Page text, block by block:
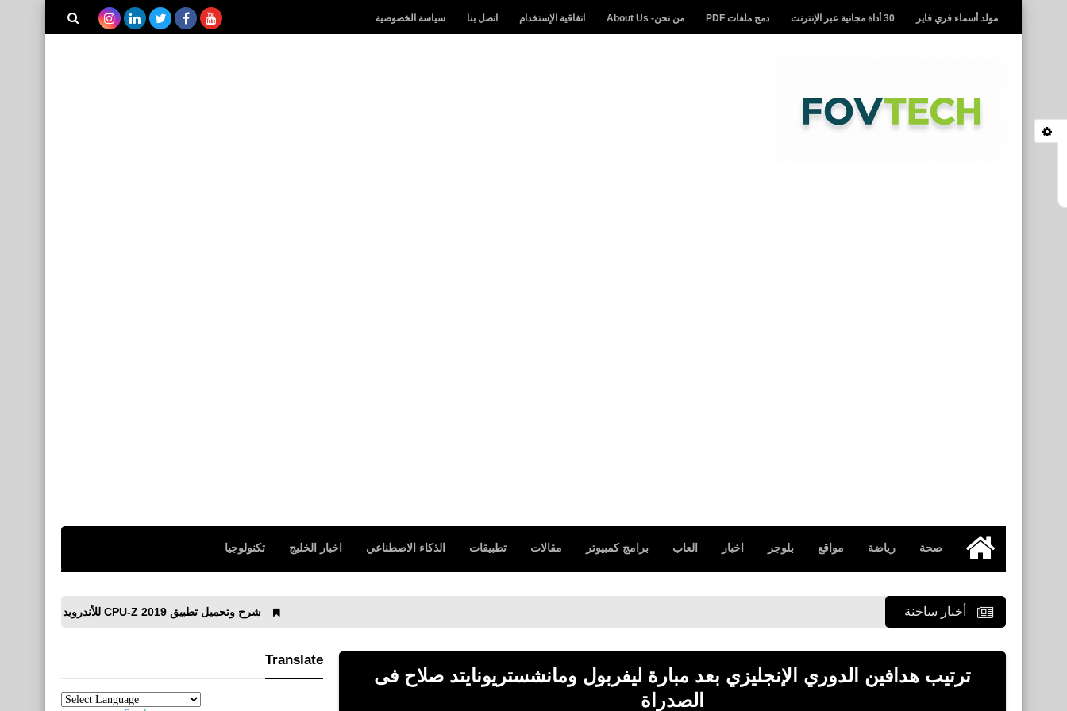
مولد أسماء فري فاير 30 أداة مجانية عبر الإنترنت دمج ملفات PDF من نحن- About Us اتفاقية الإستخدام اتصل بنا سياسة الخصوصية
الرئيسية
صحة رياضة مواقع بلوجر اخبار العاب برامج كمبيوتر مقالات تطبيقات الذكاء الاصطناعي اخبار الخليج تكنولوجيا
أخبار ساخنة شرح وتحميل تطبيق CPU-Z 2019 للأندرويد مفاتيح الإتصال
ترتيب هدافين الدوري الإنجليزي بعد مبارة ليفربول ومانشستريونايتد صلاح فى
الصدراة
Translate